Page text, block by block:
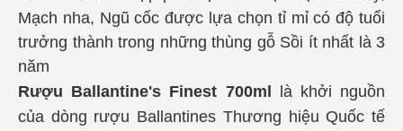
Mạch nha, Ngũ cốc được lựa chọn tỉ mỉ có độ tuổi
trưởng thành trong những thùng gỗ Sồi ít nhất là 3
năm
Rượu Ballantine's Finest 700ml
là khởi nguồn
của dòng rượu Ballantines Thương hiệu Quốc tế